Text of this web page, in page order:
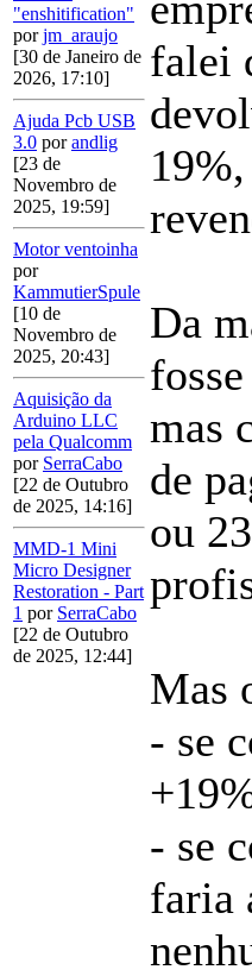
"enshitification"
porjm_araujo
[30 de Janeiro de
2026, 17:10]
Ajuda Pcb USB
3.0 porandlig
[23 de
Novembro de
2025, 19:59]
Motor ventoinha
por
KammutierSpule
[10 de
Novembro de
2025, 20:43]
Aquisição da
Arduino LLC
pela Qualcomm
por SerraCabo
[22 de Outubro
de 2025, 14:16]
MMD-1 Mini
Micro Designer
Restoration - Part
1 por SerraCabo
[22 de Outubro
de 2025, 12:44]
falei
Da
mas
de
ou
Mas
- se
- se
faria